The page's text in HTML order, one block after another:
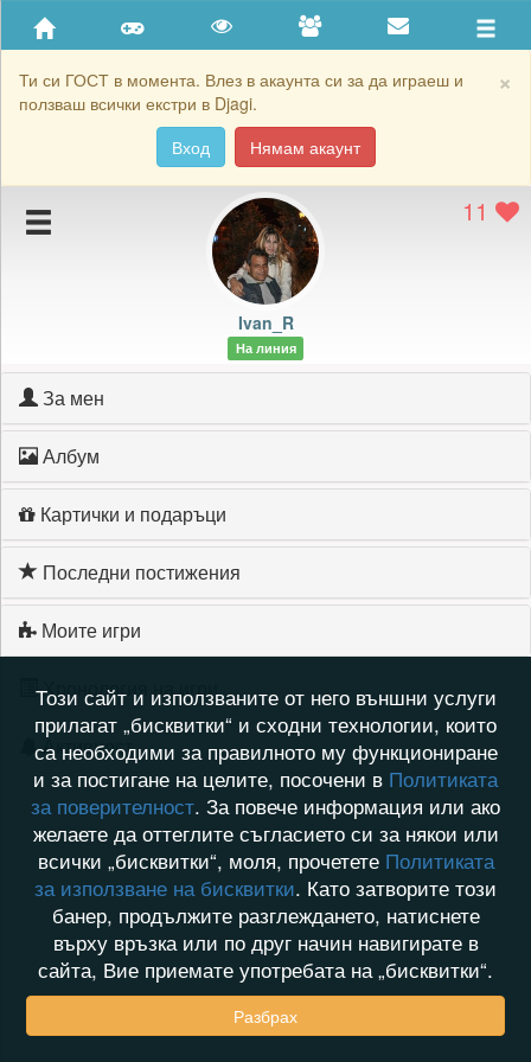
×
Ти си ГОСТ в момента. Влез в акаунта си за да играеш и
ползваш всички екстри в Djagi.
Вход
Нямам акаунт
Приятели
Хронология на игри
Подаръците на Ivan_R
Картичките на Ivan_R
11
Ivan_R
На линия
За мен
Албум
Картички и подаръци
Последни постижения
Моите игри
Хронология на игри
Активност
Този сайт и използваните от него външни услуги
прилагат „бисквитки“ и сходни технологии, които
са необходими за правилното му функциониране
и за постигане на целите, посочени в Политиката
за поверителност. За повече информация или ако
желаете да оттеглите съгласието си за някои или
всички „бисквитки“, моля, прочетете Политиката
за използване на бисквитки. Като затворите този
банер, продължите разглеждането, натиснете
върху връзка или по друг начин навигирате в
сайта, Вие приемате употребата на „бисквитки“.
Разбрах